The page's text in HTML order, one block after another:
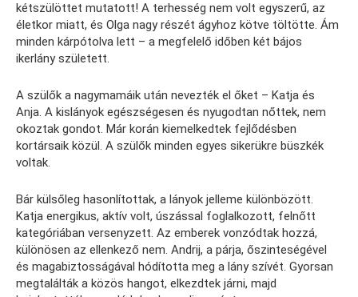
kétszülöttet mutatott! A terhesség nem volt egyszerű, az
életkor miatt, és Olga nagy részét ágyhoz kötve töltötte. Ám
minden kárpótolva lett – a megfelelő időben két bájos
ikerlány született.
A szülők a nagymamáik után nevezték el őket – Katja és
Anja. A kislányok egészségesen és nyugodtan nőttek, nem
okoztak gondot. Már korán kiemelkedtek fejlődésben
kortársaik közül. A szülők minden egyes sikerükre büszkék
voltak.
Bár külsőleg hasonlítottak, a lányok jelleme különbözött.
Katja energikus, aktív volt, úszással foglalkozott, felnőtt
kategóriában versenyzett. Az emberek vonzódtak hozzá,
különösen az ellenkező nem. Andrij, a párja, őszinteségével
és magabiztosságával hódította meg a lány szívét. Gyorsan
megtalálták a közös hangot, elkezdtek járni, majd